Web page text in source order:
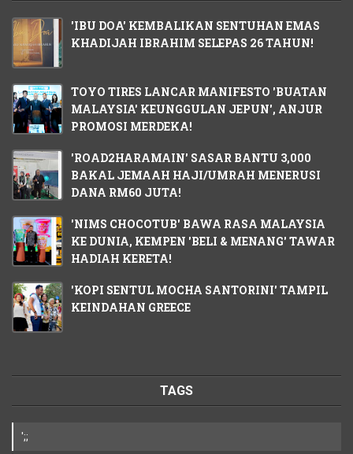
'IBU DOA' KEMBALIKAN SENTUHAN EMAS
KHADIJAH IBRAHIM SELEPAS 26 TAHUN!
TOYO TIRES LANCAR MANIFESTO 'BUATAN
MALAYSIA' KEUNGGULAN JEPUN', ANJUR
PROMOSI MERDEKA!
'ROAD2HARAMAIN' SASAR BANTU 3,000
BAKAL JEMAAH HAJI/UMRAH MENERUSI
DANA RM60 JUTA!
'NIMS CHOCOTUB' BAWA RASA MALAYSIA
KE DUNIA, KEMPEN 'BELI & MENANG' TAWAR
HADIAH KERETA!
'KOPI SENTUL MOCHA SANTORINI' TAMPIL
KEINDAHAN GREECE
TAGS
';;